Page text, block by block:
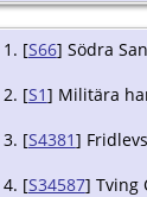
[S66] Södra
[S1] Militära
[S4381]
[S34587] Tving